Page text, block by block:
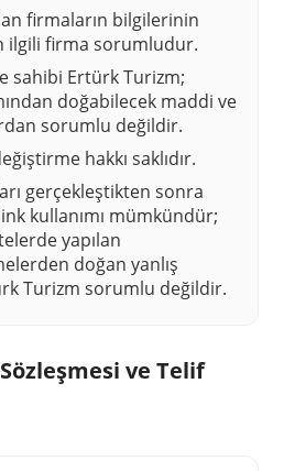
firmaların bilgilerinin
ilgili firma sorumludur.
sahibi Ertürk Turizm;
doğabilecek maddi ve
sorumlu değildir.
hakkı saklıdır.
gerçekleştikten sonra
kullanımı mümkündür;
yapılan
doğan yanlış
Turizm sorumlu değildir.
ve Telif